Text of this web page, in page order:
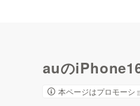
auの
本ページはプロモーシ